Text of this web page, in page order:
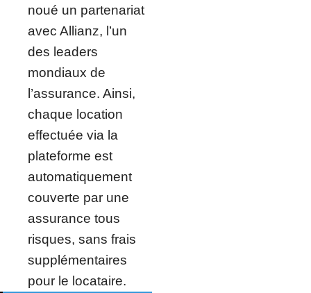
noué un partenariat
avec Allianz, l’un
des leaders
mondiaux de
l’assurance. Ainsi,
chaque location
effectuée via la
plateforme est
automatiquement
couverte par une
assurance tous
risques, sans frais
supplémentaires
pour le locataire.